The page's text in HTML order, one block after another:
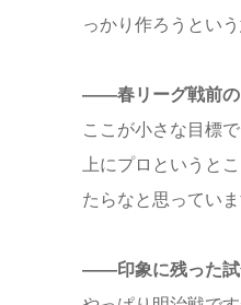
っかり作ろうとい
――春リーグ戦前の
ここが小さな目標
上にプロというと
たらなと思っていま
――印象に残った試